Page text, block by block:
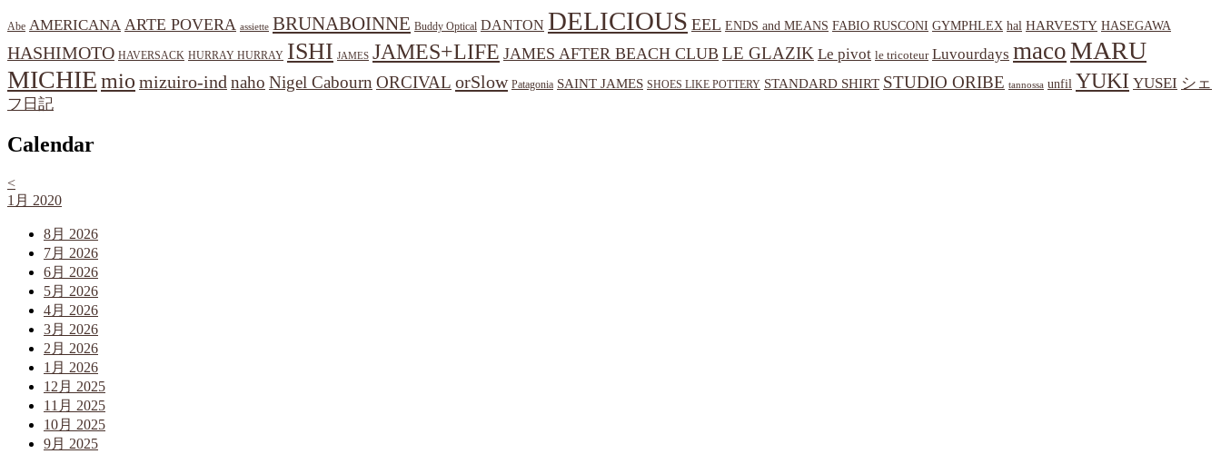
Abe AMERICANA ARTE POVERA assiette BRUNABOINNE Buddy Optical DANTON DELICIOUS EEL ENDS and MEANS FABIO RUSCONI GYMPHLEX hal HARVESTY HASEGAWA
HASHIMOTO HAVERSACK HURRAY HURRAY ISHI JAMES JAMES+LIFE JAMES AFTER BEACH CLUB LE GLAZIK Le pivot le tricoteur Luvourdays macoMARU
MICHIEmio mizuiro-ind naho Nigel Cabourn ORCIVAL orSlow Patagonia SAINT JAMES SHOES LIKE POTTERY STANDARD SHIRT STUDIO ORIBE tannossa unfil YUKI YUSEI シェ
フ日記
Calendar
<
1月 2020
8月 2026
7月 2026
6月 2026
5月 2026
4月 2026
3月 2026
2月 2026
1月 2026
12月 2025
11月 2025
10月 2025
9月 2025